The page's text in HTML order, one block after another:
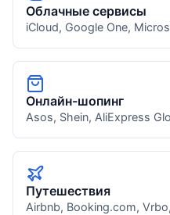
Облачные сервисы
iCloud, Google One,
Онлайн-шопинг
Asos, Shein, AliExpress
Путешествия
Airbnb, Booking.com,